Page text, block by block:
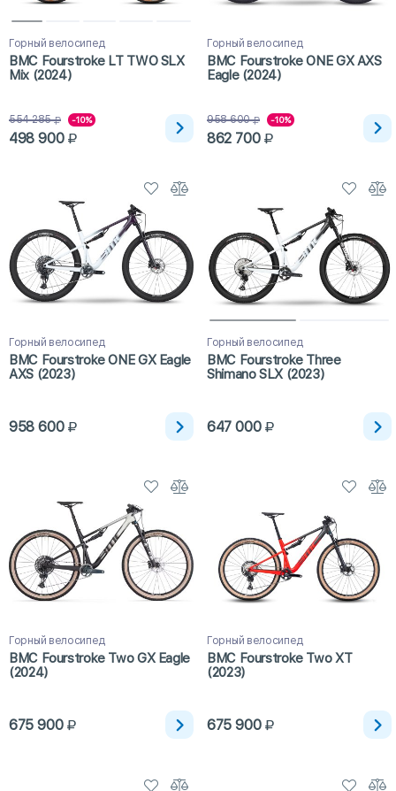
Горный велосипед
BMC Fourstroke LT TWO SLX
Mix (2024)
554 285 -10%
498 900
Горный велосипед
BMC Fourstroke ONE GX AXS
Eagle (2024)
958 600 -10%
862 700
Горный велосипед
BMC Fourstroke ONE GX Eagle
AXS (2023)
958 600
Горный велосипед
BMC Fourstroke Three
Shimano SLX (2023)
647 000
Горный велосипед
BMC Fourstroke Two GX Eagle
(2024)
675 900
Горный велосипед
BMC Fourstroke Two XT
(2023)
675 900